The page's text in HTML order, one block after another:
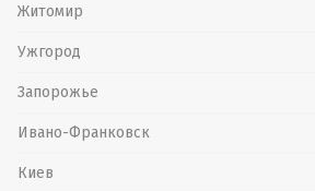
Житомир
Ужгород
Запорожье
Ивано-Франковск
Киев